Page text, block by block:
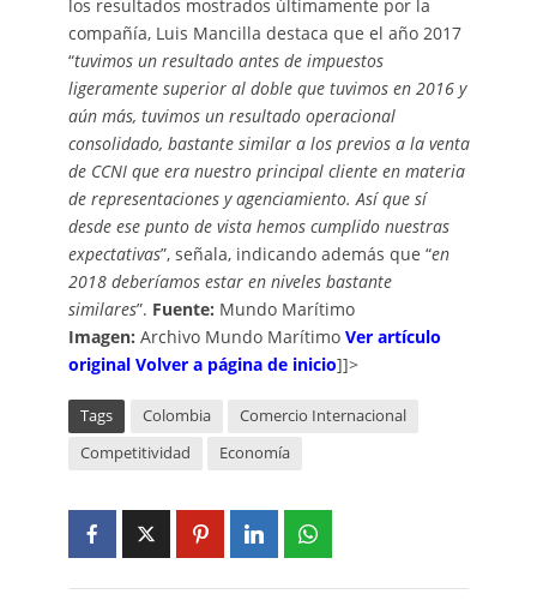
los resultados mostrados últimamente por la
compañía, Luis Mancilla destaca que el año 2017
“tuvimos un resultado antes de impuestos
ligeramente superior al doble que tuvimos en 2016 y
aún más, tuvimos un resultado operacional
consolidado, bastante similar a los previos a la venta
de CCNI que era nuestro principal cliente en materia
de representaciones y agenciamiento. Así que sí
desde ese punto de vista hemos cumplido nuestras
expectativas”, señala, indicando además que “en
2018 deberíamos estar en niveles bastante
similares”. Fuente: Mundo Marítimo
Imagen: Archivo Mundo Marítimo Ver artículo
original Volver a página de inicio]]>
Tags Colombia
Comercio Internacional
Competitividad
Economía